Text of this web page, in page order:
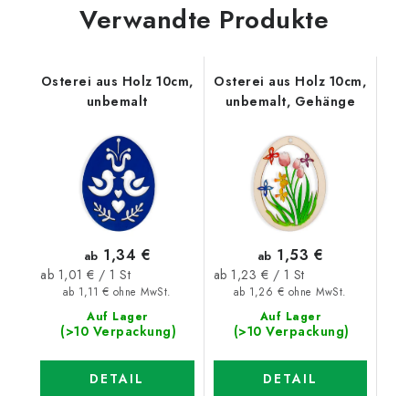
Verwandte Produkte
Osterei aus Holz 10cm,
unbemalt
Auf Lager
(>10 Verpackung)
ab 1,11 € ohne MwSt.
ab 1,34 €
Verkaufspreis:
ab 1,01 € / 1 St
DETAIL
Osterei aus Holz 10cm,
unbemalt, Gehänge
Auf Lager
(>10 Verpackung)
ab 1,26 € ohne MwSt.
ab 1,53 €
Verkaufspreis:
ab 1,23 € / 1 St
DETAIL